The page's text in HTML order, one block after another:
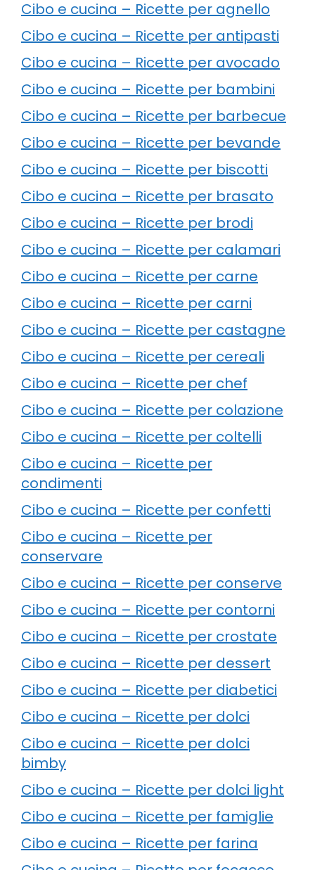
Cibo e cucina – Ricette per agnello
Cibo e cucina – Ricette per antipasti
Cibo e cucina – Ricette per avocado
Cibo e cucina – Ricette per bambini
Cibo e cucina – Ricette per barbecue
Cibo e cucina – Ricette per bevande
Cibo e cucina – Ricette per biscotti
Cibo e cucina – Ricette per brasato
Cibo e cucina – Ricette per brodi
Cibo e cucina – Ricette per calamari
Cibo e cucina – Ricette per carne
Cibo e cucina – Ricette per carni
Cibo e cucina – Ricette per castagne
Cibo e cucina – Ricette per cereali
Cibo e cucina – Ricette per chef
Cibo e cucina – Ricette per colazione
Cibo e cucina – Ricette per coltelli
Cibo e cucina – Ricette per
condimenti
Cibo e cucina – Ricette per confetti
Cibo e cucina – Ricette per
conservare
Cibo e cucina – Ricette per conserve
Cibo e cucina – Ricette per contorni
Cibo e cucina – Ricette per crostate
Cibo e cucina – Ricette per dessert
Cibo e cucina – Ricette per diabetici
Cibo e cucina – Ricette per dolci
Cibo e cucina – Ricette per dolci
bimby
Cibo e cucina – Ricette per dolci light
Cibo e cucina – Ricette per famiglie
Cibo e cucina – Ricette per farina